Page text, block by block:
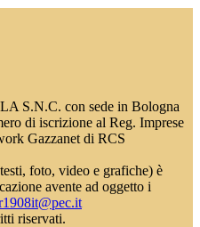
S.N.C. con sede in Bologna
di iscrizione al Reg. Imprese
Gazzanet di RCS
foto, video e grafiche) è
avente ad oggetto i
riservati.